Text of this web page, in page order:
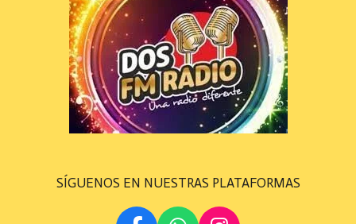
SÍGUENOS EN NUESTRAS PLATAFORMAS